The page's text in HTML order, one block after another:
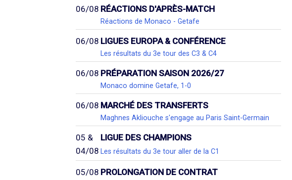
06/08 RÉACTIONS D'APRÈS-MATCH
Réactions de Monaco - Getafe
06/08 LIGUES EUROPA & CONFÉRENCE
Les résultats du 3e tour des C3 & C4
06/08 PRÉPARATION SAISON 2026/27
Monaco domine Getafe, 1-0
06/08 MARCHÉ DES TRANSFERTS
Maghnes Akliouche s'engage au Paris Saint-Germain
05 &
04/08
LIGUE DES CHAMPIONS
Les résultats du 3e tour aller de la C1
05/08 PROLONGATION DE CONTRAT